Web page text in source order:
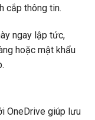
cắp thông tin.
ngay lập tức,
hoặc mật khẩu
OneDrive giúp lưu